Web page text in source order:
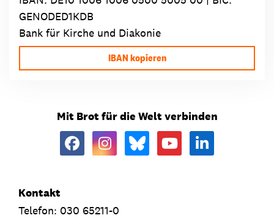
GENODED1KDB
Bank für Kirche und Diakonie
IBAN kopieren
Mit Brot für die Welt verbinden
Kontakt
Telefon: 030 65211-0